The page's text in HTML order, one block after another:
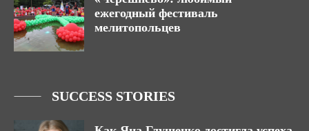
ежегодный фестиваль
мелитопольцев
SUCCESS STORIES